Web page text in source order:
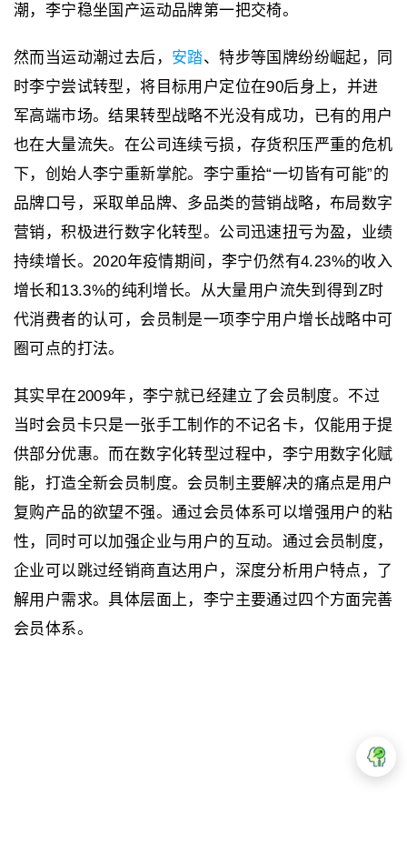
潮，李宁稳坐国产运动品牌第一把交椅。
然而当运动潮过去后， 安踏、特步等国牌纷纷崛起，同
时李宁尝试转型，将目标用户定位在90后身上，并进
军高端市场。结果转型战略不光没有成功，已有的用户
也在大量流失。在公司连续亏损，存货积压严重的危机
下，创始人李宁重新掌舵。李宁重拾“一切皆有可能”的
品牌口号，采取单品牌、多品类的营销战略，布局数字
营销，积极进行数字化转型。公司迅速扭亏为盈，业绩
持续增长。2020年疫情期间，李宁仍然有4.23%的收入
增长和13.3%的纯利增长。从大量用户流失到得到Z时
代消费者的认可，会员制是一项李宁用户增长战略中可
圈可点的打法。
其实早在2009年，李宁就已经建立了会员制度。不过
当时会员卡只是一张手工制作的不记名卡，仅能用于提
供部分优惠。而在数字化转型过程中，李宁用数字化赋
能，打造全新会员制度。会员制主要解决的痛点是用户
复购产品的欲望不强。通过会员体系可以增强用户的粘
性，同时可以加强企业与用户的互动。通过会员制度，
企业可以跳过经销商直达用户，深度分析用户特点，了
解用户需求。具体层面上，李宁主要通过四个方面完善
会员体系。